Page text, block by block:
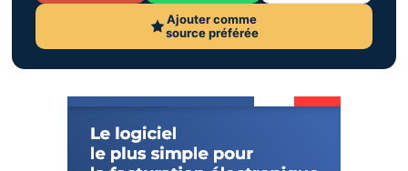
Ajouter comme
source préférée